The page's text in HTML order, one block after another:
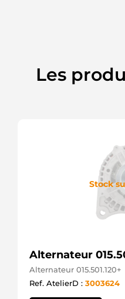
Les
Stock
Alternateur
Alternateur 015.501.120+
Ref. AtelierD : 3003624